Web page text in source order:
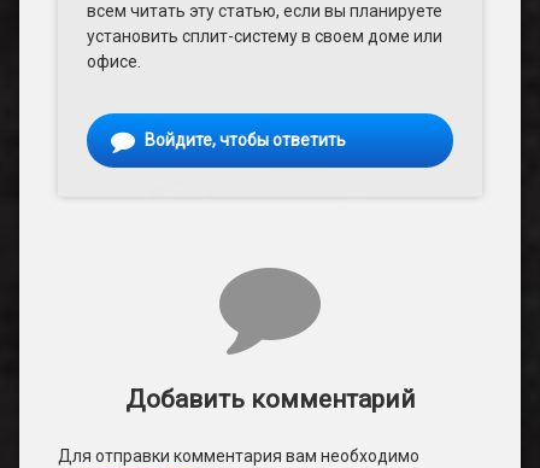
всем читать эту статью, если вы планируете
установить сплит-систему в своем доме или
офисе.
Войдите, чтобы ответить
Добавить комментарий
Для отправки комментария вам необходимо